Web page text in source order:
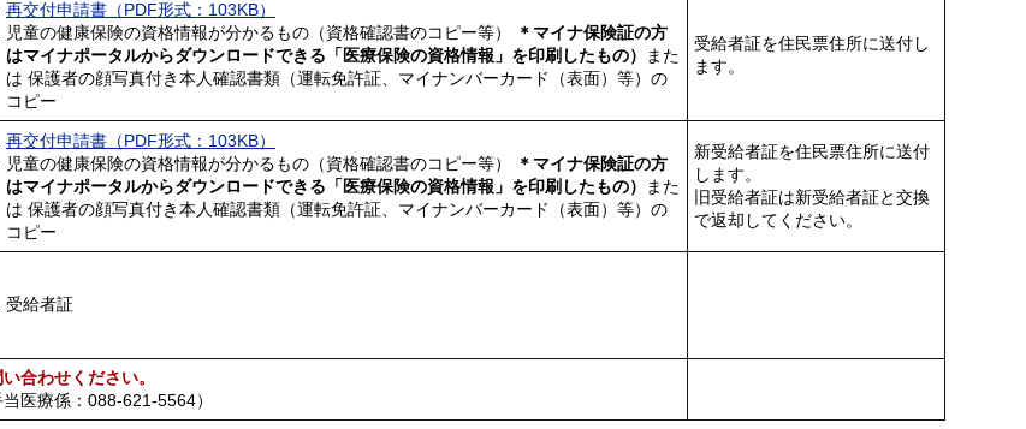
再交付申請書（PDF形式：103KB）
児童の健康保険の資格情報が分かるもの（資格確認書のコピー等）
＊マイナ保険証の方
はマイナポータルからダウンロードできる「医療保険の資格情報」を印刷したもの）
また
は 保護者の顔写真付き本人確認書類（運転免許証、マイナンバーカード（表面）等）の
コピー
受給者証を住民票住所に送付し
ます。
再交付申請書（PDF形式：103KB）
児童の健康保険の資格情報が分かるもの（資格確認書のコピー等）
＊マイナ保険証の方
はマイナポータルからダウンロードできる「医療保険の資格情報」を印刷したもの）
また
は 保護者の顔写真付き本人確認書類（運転免許証、マイナンバーカード（表面）等）の
コピー
新受給者証を住民票住所に送付
します。
旧受給者証は新受給者証と交換
で返却してください。
受給者証
合わせください。
当医療係：088-621-5564）